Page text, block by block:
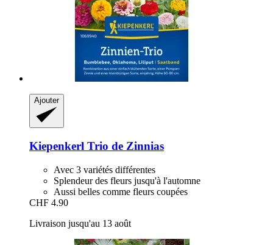
Ajouter
Kiepenkerl Trio de Zinnias
Avec 3 variétés différentes
Splendeur des fleurs jusqu'à l'automne
Aussi belles comme fleurs coupées
CHF 4.90
Livraison jusqu'au 13 août